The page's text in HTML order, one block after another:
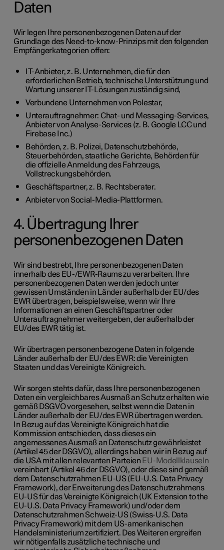
Daten
Wir legen Ihre personenbezogenen Daten auf der
Grundlage des Need-to-know-Prinzips mit den folgenden
Empfängerkategorien offen:
IT-Anbieter, z. B. Unternehmen, die für den
erforderlichen Betrieb, technische Unterstützung und
Wartung unserer IT-Lösungen zuständig sind,
Verbundene Unternehmen von Polestar,
Unterauftragnehmer: Chat- und Messaging-Services,
Anbieter von Analyse-Services (z. B. Google LCC und
Firebase Inc.)
Behörden, z. B. Polizei, Datenschutzbehörde,
Steuerbehörden, staatliche Gerichte, Behörden für
die offizielle Anmeldung des Fahrzeugs,
Vollstreckungsbehörden.
Geschäftspartner, z. B. Rechtsberater.
Anbieter von Social-Media-Plattformen.
4. Übertragung Ihrer
personenbezogenen Daten
Wir sind bestrebt, Ihre personenbezogenen Daten
innerhalb des EU-/EWR-Raums zu verarbeiten. Ihre
personenbezogenen Daten werden jedoch unter
gewissen Umständen in Länder außerhalb der EU/des
EWR übertragen, beispielsweise, wenn wir Ihre
Informationen an einen Geschäftspartner oder
Unterauftragnehmer weitergeben, der außerhalb der
EU/des EWR tätig ist.
Wir übertragen personenbezogene Daten in folgende
Länder außerhalb der EU/des EWR: die Vereinigten
Staaten und das Vereinigte Königreich.
Wir sorgen stehts dafür, dass Ihre personenbezogenen
Daten ein vergleichbares Ausmaß an Schutz erhalten wie
gemäß DSGVO vorgesehen, selbst wenn die Daten in
Länder außerhalb der EU/des EWR übertragen werden.
In Bezug auf das Vereinigte Königreich hat die
Kommission entschieden, dass dieses ein
angemessenes Ausmaß an Datenschutz gewährleistet
(Artikel 45 der DSGVO), allerdings haben wir in Bezug auf
die USA mit allen relevanten Parteien EU-Modellklauseln
vereinbart (Artikel 46 der DSGVO),oder diese sind gemäß
dem Datenschutzrahmen EU-US (EU-U.S. Data Privacy
Framework), der Erweiterung des Datenschutzrahmens
EU-US für das Vereinigte Königreich (UK Extension to the
EU-U.S. Data Privacy Framework) und/oder dem
Datenschutzrahmen Schweiz-US (Swiss-U.S. Data
Privacy Framework) mit dem US-amerikanischen
Handelsministeriumzertifiziert. Des Weiteren ergreifen
wir nötigenfalls zusätzliche technische und